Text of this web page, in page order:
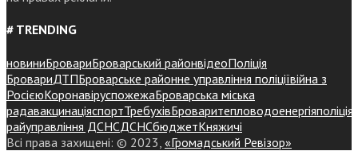
# TRENDING
новиниБровариБроварський районвідеоПоліція
БровариДТПБроварське районне управління поліціївійна з
РосієюКоронавіруспожежаБроварська міська
радавакцинаціяспортТребухівБроваритепловодоенергіяполіція
райуправління ДСНСДСНСбюджетКняжичі
Всі права захищені: © 2023, «Громадський Ревізор»